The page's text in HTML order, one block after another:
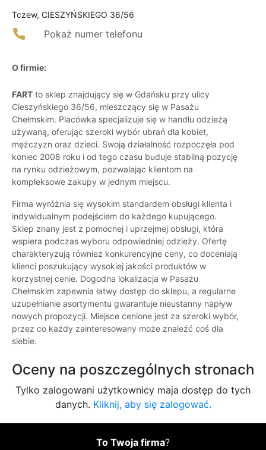
Tczew, CIESZYŃSKIEGO 36/56
Pokaż numer telefonu
O firmie:
FART to sklep znajdujący się w Gdańsku przy ulicy
Cieszyńskiego 36/56, mieszczący się w Pasażu
Chełmskim. Placówka specjalizuje się w handlu odzieżą
używaną, oferując szeroki wybór ubrań dla kobiet,
mężczyzn oraz dzieci. Swoją działalność rozpoczęła pod
koniec 2008 roku i od tego czasu buduje stabilną pozycję
na rynku odzieżowym, pozwalając klientom na
kompleksowe zakupy w jednym miejscu.
Firma wyróżnia się wysokim standardem obsługi klienta i
indywidualnym podejściem do każdego kupującego.
Sklep znany jest z pomocnej i uprzejmej obsługi, która
wspiera podczas wyboru odpowiedniej odzieży. Ofertę
charakteryzują również konkurencyjne ceny, co doceniają
klienci poszukujący wysokiej jakości produktów w
korzystnej cenie. Dogodna lokalizacja w Pasażu
Chełmskim zapewnia łatwy dostęp do sklepu, a regularne
uzupełnianie asortymentu gwarantuje nieustanny napływ
nowych propozycji. Miejsce cenione jest za szeroki wybór,
przez co każdy zainteresowany może znaleźć coś dla
siebie.
Oceny na poszczególnych stronach
Tylko zalogowani użytkownicy maja dostęp do tych
danych. Kliknij, aby się zalogować.
To Twoja firma?